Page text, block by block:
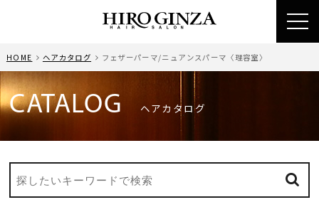
HOME ヘアカタログ フェザーパーマ/ニュアンスパーマ〈理容室〉
CATALOG ヘアカタログ